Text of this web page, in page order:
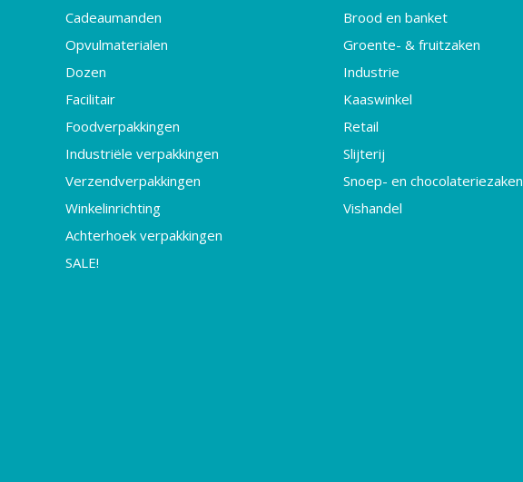
Cadeaumanden
Opvulmaterialen
Dozen
Facilitair
Foodverpakkingen
Industriële verpakkingen
Verzendverpakkingen
Winkelinrichting
Achterhoek verpakkingen
SALE!
Brood en banket
Groente- & fruitzaken
Industrie
Kaaswinkel
Retail
Slijterij
Snoep- en chocolateriezaken
Vishandel